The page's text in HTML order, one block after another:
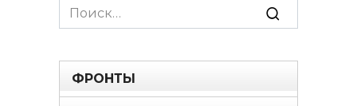
Search
for:
ФРОНТЫ